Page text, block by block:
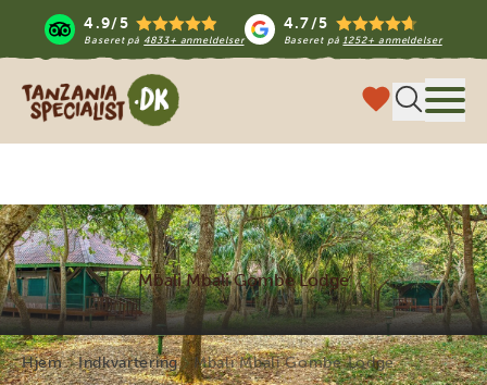
4.9/5
Baseret på 4833+ anmeldelser
4.7/5
Baseret på1252+ anmeldelser
Tanzania Specialist
Mbali Mbali Gombe Lodge
Hjem Indkvartering Mbali Mbali Gombe Lodge